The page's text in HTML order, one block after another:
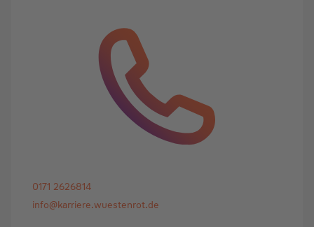
0171 2626814
info@karriere.wuestenrot.de